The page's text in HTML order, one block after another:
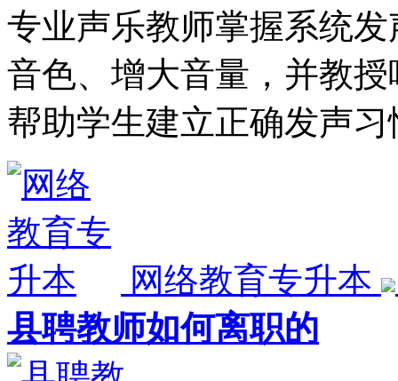
专业声乐教师掌握系统
音色、增大音量，并教
帮助学生建立正确发声
网络教育专升本
县聘教师如何离职的